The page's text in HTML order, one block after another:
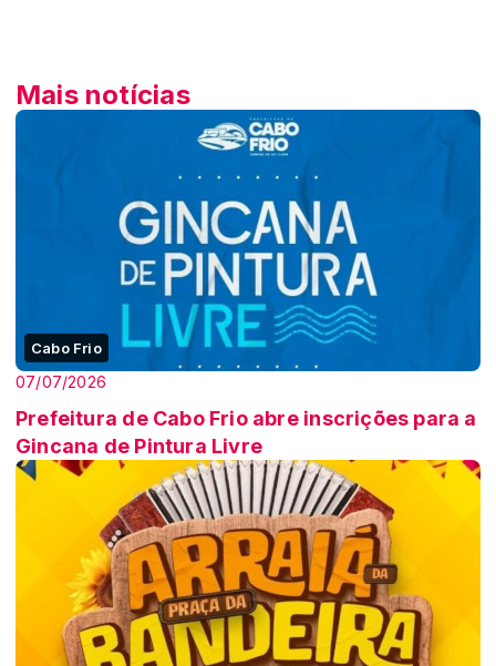
Mais notícias
Cabo Frio
07/07/2026
Prefeitura de Cabo Frio abre inscrições para a
Gincana de Pintura Livre